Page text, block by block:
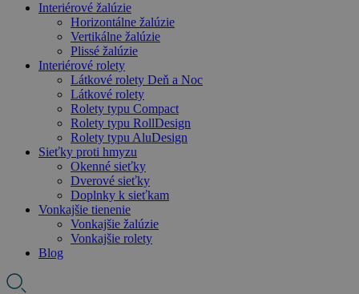
Interiérové žalúzie
Horizontálne žalúzie
Vertikálne žalúzie
Plissé žalúzie
Interiérové rolety
Látkové rolety Deň a Noc
Látkové rolety
Rolety typu Compact
Rolety typu RollDesign
Rolety typu AluDesign
Sieťky proti hmyzu
Okenné sieťky
Dverové sieťky
Doplnky k sieťkam
Vonkajšie tienenie
Vonkajšie žalúzie
Vonkajšie rolety
Blog